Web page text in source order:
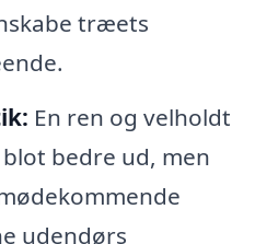
træets
En ren og velholdt
bedre ud, men
udendørs